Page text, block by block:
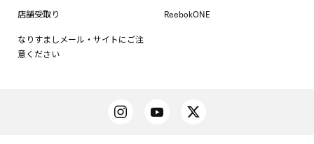
店舗受取り
なりすましメール・サイトにご注
意ください
ReebokONE